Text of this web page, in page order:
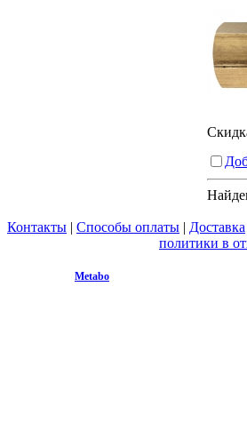
Контакты | Способы оплаты | Доставка
политики в
Metabo